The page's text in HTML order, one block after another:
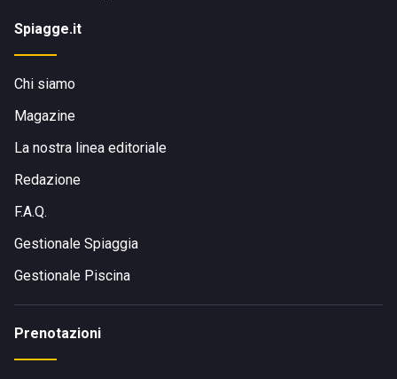
Spiagge.it
Chi siamo
Magazine
La nostra linea editoriale
Redazione
F.A.Q.
Gestionale Spiaggia
Gestionale Piscina
Prenotazioni